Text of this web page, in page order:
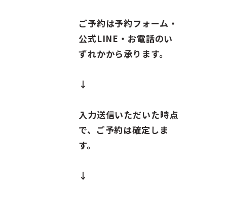
ご予約は予約フォーム・
公式LINE・お電話のい
ずれかから承ります。
↓
入力送信いただいた時点
で、ご予約は確定しま
す。
↓